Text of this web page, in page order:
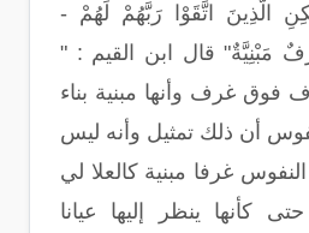
- قال الله تعالى: "لَكِنِ الَّذِينَ اتَّقَوْا رَبَّهُمْ لَهُمْ
مَبْنِيَّةٌ" قال ابن القيم : "
فوق غرف وأنها مبنية بناء
أن ذلك تمثيل وأنه ليس
غرفا مبنية كالعلا لي
كأنها ينظر إليها عيانا